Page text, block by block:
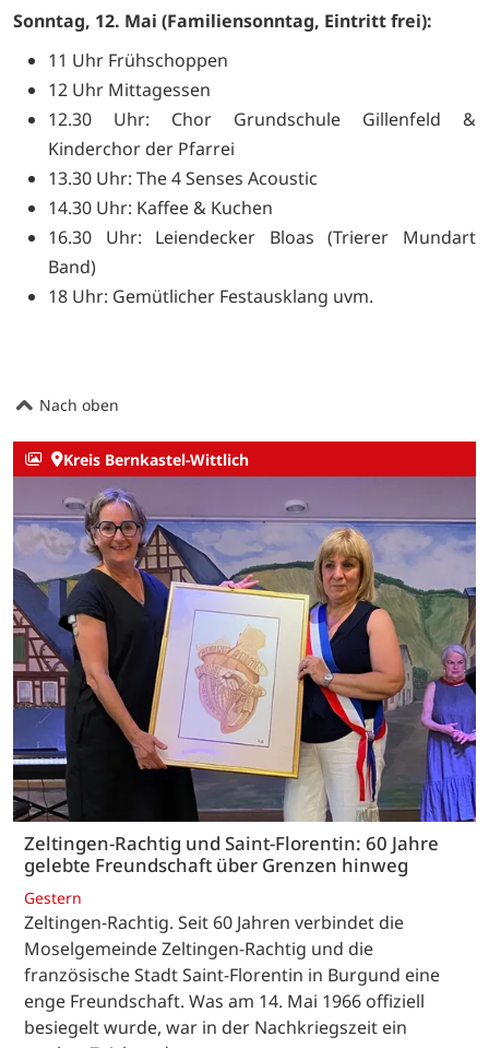
Sonntag, 12. Mai (Familiensonntag, Eintritt frei):
11 Uhr Frühschoppen
12 Uhr Mittagessen
12.30 Uhr: Chor Grundschule Gillenfeld &
Kinderchor der Pfarrei
13.30 Uhr: The 4 Senses Acoustic
14.30 Uhr: Kaffee & Kuchen
16.30 Uhr: Leiendecker Bloas (Trierer Mundart
Band)
18 Uhr: Gemütlicher Festausklang uvm.
Nach oben
Kreis Bernkastel-Wittlich
Zeltingen-Rachtig und Saint-Florentin: 60 Jahre
gelebte Freundschaft über Grenzen hinweg
Gestern
Zeltingen-Rachtig. Seit 60 Jahren verbindet die
Moselgemeinde Zeltingen-Rachtig und die
französische Stadt Saint-Florentin in Burgund eine
enge Freundschaft. Was am 14. Mai 1966 offiziell
besiegelt wurde, war in der Nachkriegszeit ein